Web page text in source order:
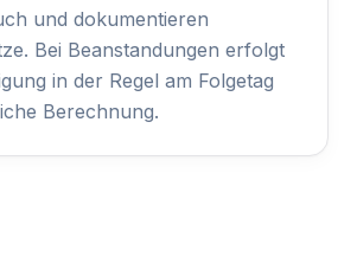
und dokumentieren
Bei Beanstandungen erfolgt
in der Regel am Folgetag
Berechnung.